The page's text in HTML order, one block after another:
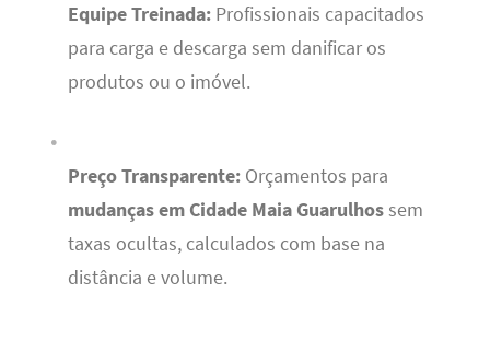
Equipe Treinada:Profissionais capacitados
para carga e descarga sem danificar os
produtos ou o imóvel.
Preço Transparente:Orçamentos para
mudanças em Cidade Maia Guarulhossem
taxas ocultas, calculados com base na
distância e volume.